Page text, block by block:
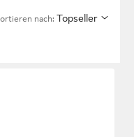
nach: Topseller